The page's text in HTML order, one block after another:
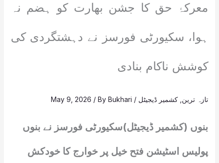
معرکۂ حق کا جشن بھارت کو ہضم نہ
ہوا، سکیورٹی فورسز نے دہشتگردی کی
کوشش ناکام بنادی
تازہ ترین کشمیر ڈیجیٹل /
May 9, 2026 / ByBukhari
بنوں (کشمیر ڈیجیٹل)سکیورٹی فورسز نے بنوں
پولیس اسٹیشن فتح خیل پر خوارج کا خودکش